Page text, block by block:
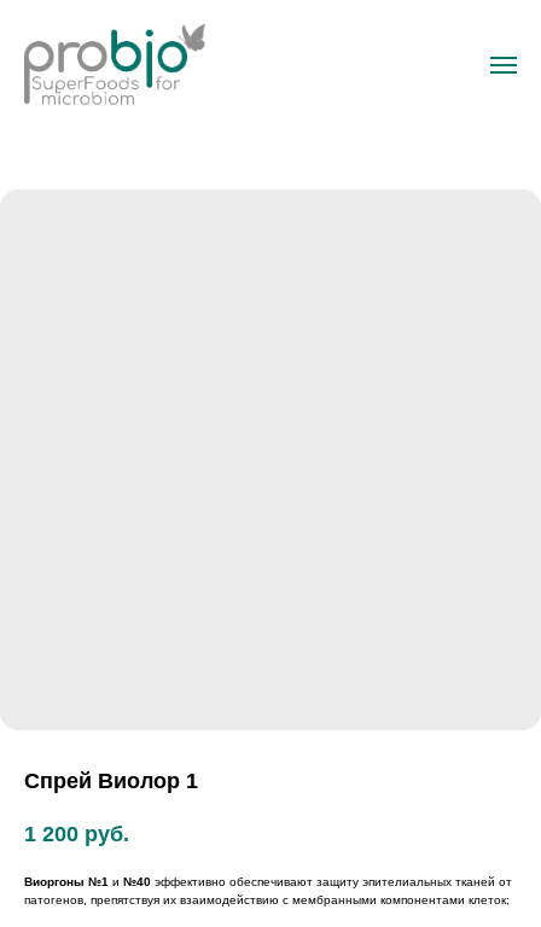
Спрей Виолор 1
1 200 руб.
Виоргоны №1 и №40 эффективно обеспечивают защиту эпителиальных тканей от
патогенов, препятствуя их взаимодействию с мембранными компонентами клеток;